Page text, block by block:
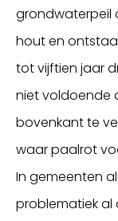
grondwaterpeil
hout en
tot vijftien jaar
niet voldoende
bovenkant te
waar paalrot
In gemeenten
problematiek al